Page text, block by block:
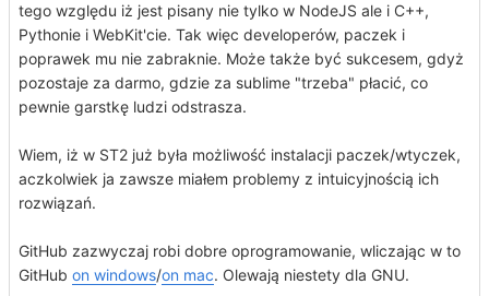
tego względu iż jest pisany nie tylko w NodeJS ale i C++,
Pythonie i WebKit'cie. Tak więc developerów, paczek i
poprawek mu nie zabraknie. Może także być sukcesem, gdyż
pozostaje za darmo, gdzie za sublime "trzeba" płacić, co
pewnie garstkę ludzi odstrasza.
Wiem, iż w ST2 już była możliwość instalacji paczek/wtyczek,
aczkolwiek ja zawsze miałem problemy z intuicyjnością ich
rozwiązań.
GitHub zazwyczaj robi dobre oprogramowanie, wliczając w to
GitHub on windows/on mac. Olewają niestety dla GNU.